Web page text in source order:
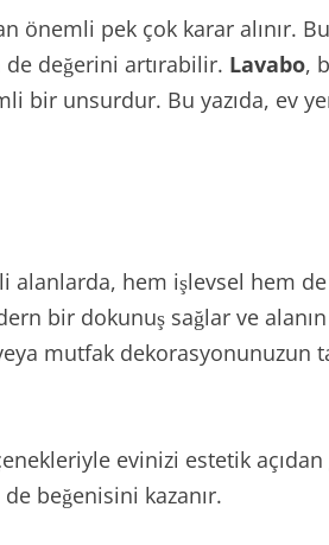
önemli pek çok karar alınır.
değerini artırabilir. Lavabo,
bir unsurdur. Bu yazıda, ev
hem işlevsel hem
bir dokunuş sağlar ve alanın
mutfak dekorasyonunuzun
evinizi estetik
beğenisini kazanır.